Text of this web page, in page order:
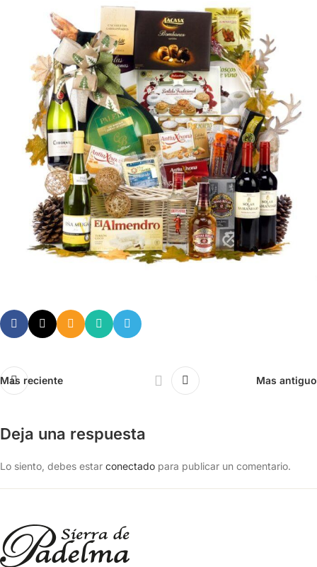
Mas reciente Mas antiguo
Deja una respuesta
Lo siento, debes estar conectado para publicar un comentario.